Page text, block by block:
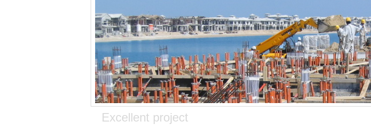
Excellent project